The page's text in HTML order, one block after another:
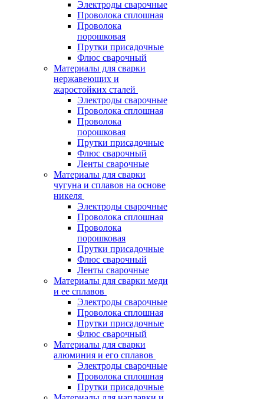
Электроды сварочные
Проволока сплошная
Проволока
порошковая
Прутки присадочные
Флюс сварочный
Материалы для сварки
нержавеющих и
жаростойких сталей
Электроды сварочные
Проволока сплошная
Проволока
порошковая
Прутки присадочные
Флюс сварочный
Ленты сварочные
Материалы для сварки
чугуна и сплавов на основе
никеля
Электроды сварочные
Проволока сплошная
Проволока
порошковая
Прутки присадочные
Флюс сварочный
Ленты сварочные
Материалы для сварки меди
и ее сплавов
Электроды сварочные
Проволока сплошная
Прутки присадочные
Флюс сварочный
Материалы для сварки
алюминия и его сплавов
Электроды сварочные
Проволока сплошная
Прутки присадочные